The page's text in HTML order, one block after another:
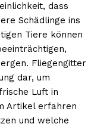
dass
Schädlinge ins
Tiere können
Fliegengitter
dar, um
Luft in
Artikel erfahren
und welche